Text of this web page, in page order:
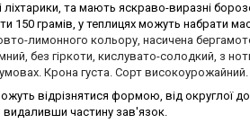
та мають яскраво-виразні
150 грамів, у теплицях можуть набрати
лимонного кольору, насичена
без гіркоти, кислувато-солодкий, з
Крона густа. Сорт високоурожайний.
відрізнятися формою, від округлої до
частину зав'язок.